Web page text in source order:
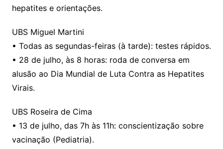
hepatites e orientações.
UBS Miguel Martini
• Todas as segundas-feiras (à tarde): testes rápidos.
• 28 de julho, às 8 horas: roda de conversa em
alusão ao Dia Mundial de Luta Contra as Hepatites
Virais.
UBS Roseira de Cima
• 13 de julho, das 7h às 11h: conscientização sobre
vacinação (Pediatria).